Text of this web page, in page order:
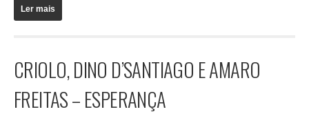
Ler mais
CRIOLO, DINO D’SANTIAGO E AMARO
FREITAS – ESPERANÇA